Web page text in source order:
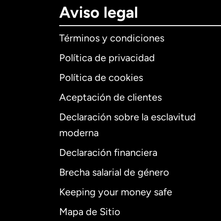
Aviso legal
Términos y condiciones
Política de privacidad
Política de cookies
Aceptación de clientes
Declaración sobre la esclavitud
moderna
Declaración financiera
Brecha salarial de género
Keeping your money safe
Mapa de Sitio
Internacional
Alemania